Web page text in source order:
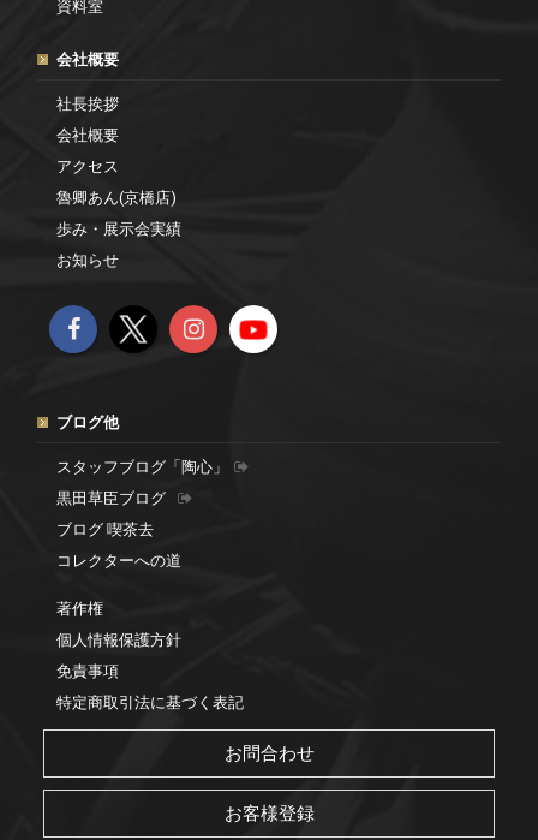
資料室
会社概要
社長挨拶
会社概要
アクセス
魯卿あん(京橋店)
歩み・展示会実績
お知らせ
ブログ他
スタッフブログ「陶心」
黒田草臣ブログ
ブログ 喫茶去
コレクターへの道
著作権
個人情報保護方針
免責事項
特定商取引法に基づく表記
お問合わせ
お客様登録